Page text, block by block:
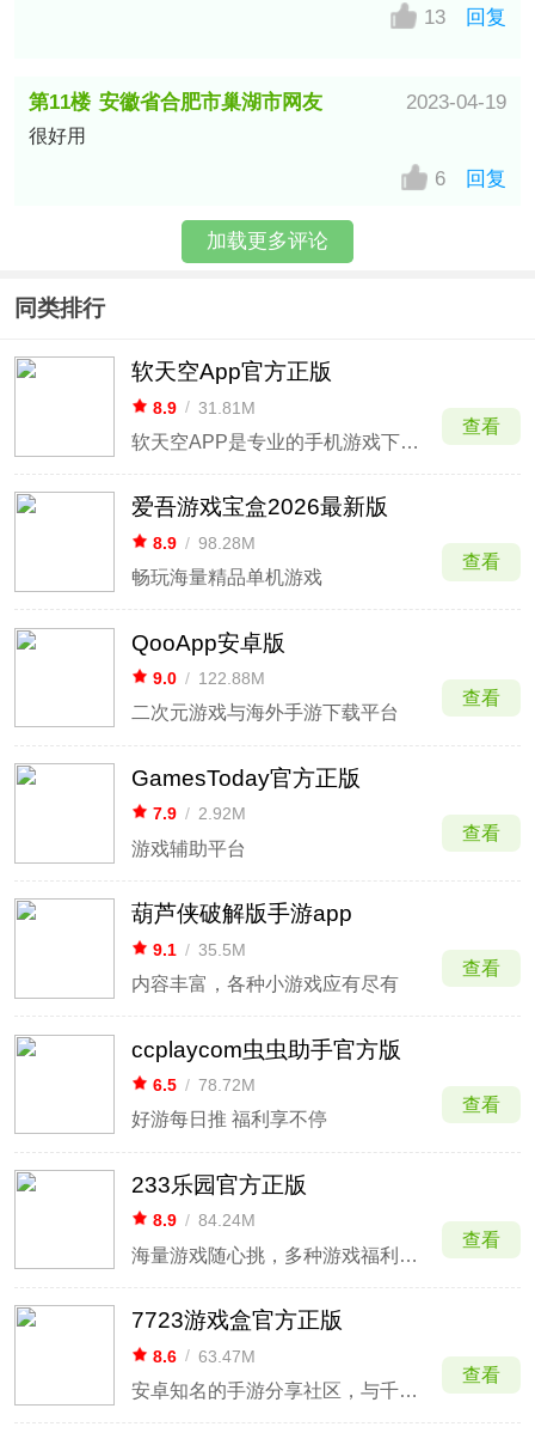
13 回复
第11楼 安徽省合肥市巢湖市网友 2023-04-19
很好用
6 回复
加载更多评论
同类排行
软天空App官方正版
8.9 / 31.81M
软天空APP是专业的手机游戏下载平台
查看
爱吾游戏宝盒2026最新版
8.9 / 98.28M
畅玩海量精品单机游戏
查看
QooApp安卓版
9.0 / 122.88M
二次元游戏与海外手游下载平台
查看
GamesToday官方正版
7.9 / 2.92M
游戏辅助平台
查看
葫芦侠破解版手游app
9.1 / 35.5M
内容丰富，各种小游戏应有尽有
查看
ccplaycom虫虫助手官方版
6.5 / 78.72M
好游每日推 福利享不停
查看
233乐园官方正版
8.9 / 84.24M
海量游戏随心挑，多种游戏福利一网打尽
查看
7723游戏盒官方正版
8.6 / 63.47M
安卓知名的手游分享社区，与千万UP主共享好游戏
查看